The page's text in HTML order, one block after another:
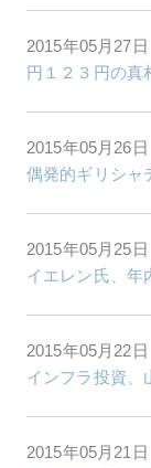
2015年05月27日
円１２３円の真
2015年05月26日
偶発的ギリシャ
2015年05月25日
イエレン氏、年
2015年05月22日
インフラ投資、
2015年05月21日